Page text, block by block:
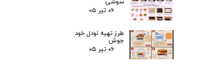
سوشی
۰۶ تیر ۰۵
طرز تهیه نودل خود
جوش
۰۶ تیر ۰۵